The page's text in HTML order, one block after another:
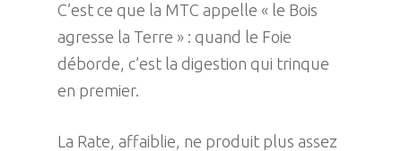
C’est ce que la MTC appelle « le Bois
agresse la Terre » : quand le Foie
déborde, c’est la digestion qui trinque
en premier.
La Rate, affaiblie, ne produit plus assez